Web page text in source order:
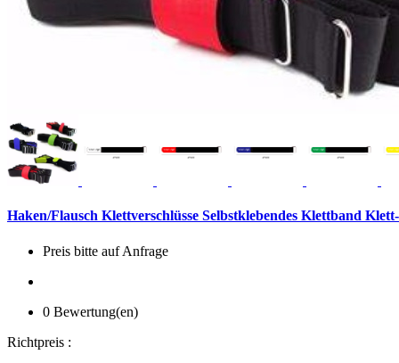
Haken/Flausch Klettverschlüsse Selbstklebendes Klettband
Preis bitte auf Anfrage
0 Bewertung(en)
Richtpreis :